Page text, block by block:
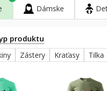
Dámske
produktu
Zástery Kraťasy Tilka